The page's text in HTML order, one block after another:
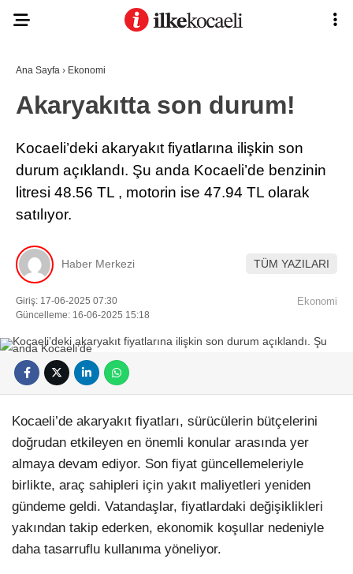
Ana Sayfa › Ekonomi
Akaryakıtta son durum!
Kocaeli’deki akaryakıt fiyatlarına ilişkin son
durum açıklandı. Şu anda Kocaeli’de benzinin
litresi 48.56 TL , motorin ise 47.94 TL olarak
satılıyor.
Haber Merkezi TÜM YAZILARI
Giriş: 17-06-2025 07:30
Güncelleme: 16-06-2025 15:18
Ekonomi
Kocaeli’de akaryakıt fiyatları, sürücülerin bütçelerini
doğrudan etkileyen en önemli konular arasında yer
almaya devam ediyor. Son fiyat güncellemeleriyle
birlikte, araç sahipleri için yakıt maliyetleri yeniden
gündeme geldi. Vatandaşlar, fiyatlardaki değişiklikleri
yakından takip ederken, ekonomik koşullar nedeniyle
daha tasarruflu kullanıma yöneliyor.